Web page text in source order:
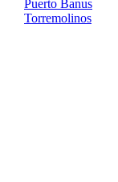
Puerto Banus
Torremolinos